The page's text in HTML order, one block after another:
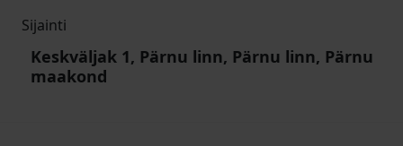
Sijainti
Keskväljak 1, Pärnu linn, Pärnu linn, Pärnu
maakond